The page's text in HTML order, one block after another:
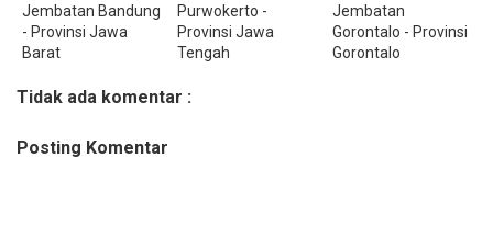
Jembatan Bandung
- Provinsi Jawa
Barat
Purwokerto -
Provinsi Jawa
Tengah
Jembatan
Gorontalo - Provinsi
Gorontalo
Tidak ada komentar :
Posting Komentar